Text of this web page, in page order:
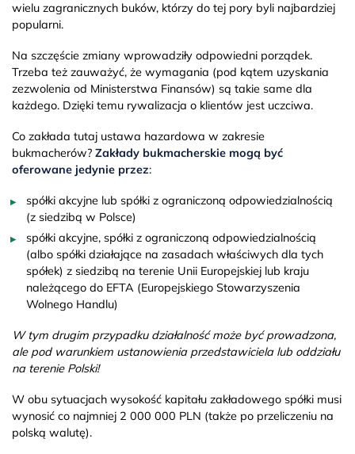
wielu zagranicznych buków, którzy do tej pory byli najbardziej
popularni.
Na szczęście zmiany wprowadziły odpowiedni porządek.
Trzeba też zauważyć, że wymagania (pod kątem uzyskania
zezwolenia od Ministerstwa Finansów) są takie same dla
każdego. Dzięki temu rywalizacja o klientów jest uczciwa.
Co zakłada tutaj ustawa hazardowa w zakresie
bukmacherów? Zakłady bukmacherskie mogą być
oferowane jedynie przez:
spółki akcyjne lub spółki z ograniczoną odpowiedzialnością
(z siedzibą w Polsce)
spółki akcyjne, spółki z ograniczoną odpowiedzialnością
(albo spółki działające na zasadach właściwych dla tych
spółek) z siedzibą na terenie Unii Europejskiej lub kraju
należącego do EFTA (Europejskiego Stowarzyszenia
Wolnego Handlu)
W tym drugim przypadku działalność może być prowadzona,
ale pod warunkiem ustanowienia przedstawiciela lub oddziału
na terenie Polski!
W obu sytuacjach wysokość kapitału zakładowego spółki musi
wynosić co najmniej 2 000 000 PLN (także po przeliczeniu na
polską walutę).